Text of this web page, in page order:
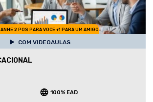
2 POS PARA VOCE +1 PARA UM AMIGO
COM VIDEOAULAS
100% EAD